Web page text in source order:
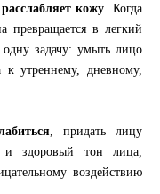
кожу . Когда
в легкий
задачу: умыть лицо
утреннему, дневному,
, придать лицу
и здоровый тон лица,
воздействию